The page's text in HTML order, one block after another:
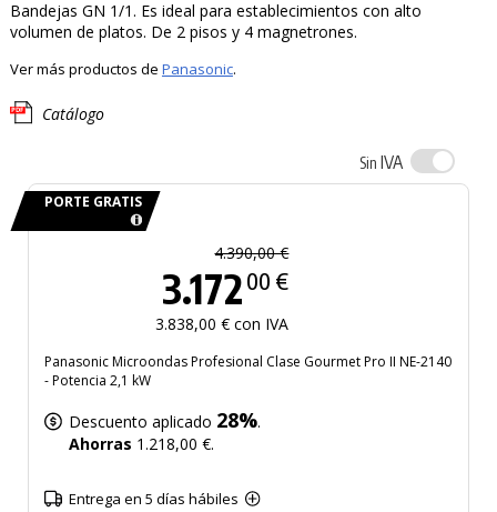
Bandejas GN 1/1. Es ideal para establecimientos con alto
volumen de platos. De 2 pisos y 4 magnetrones.
Ver más productos de Panasonic.
Catálogo
Sin IVA
PORTE GRATIS
4.390,00 €
3.172 00 €
3.838,00 € con IVA
Panasonic Microondas Profesional Clase Gourmet Pro II NE-2140
- Potencia 2,1 kW
Descuento aplicado 28%.
Ahorras 1.218,00 €.
Entrega en 5 días hábiles